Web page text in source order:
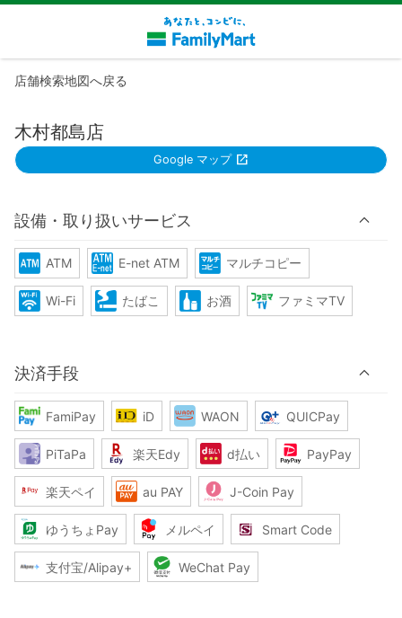
店舗検索地図へ戻る
木村都島店
Google マップ
設備・取り扱いサービス
ATM E-net ATM マルチコピー
Wi-Fi たばこ お酒 ファミマTV
決済手段
FamiPay iD WAON QUICPay
PiTaPa 楽天Edy d払い PayPay
楽天ペイ au PAY J-Coin Pay
ゆうちょPay メルペイ Smart Code
支付宝/Alipay+ WeChat Pay